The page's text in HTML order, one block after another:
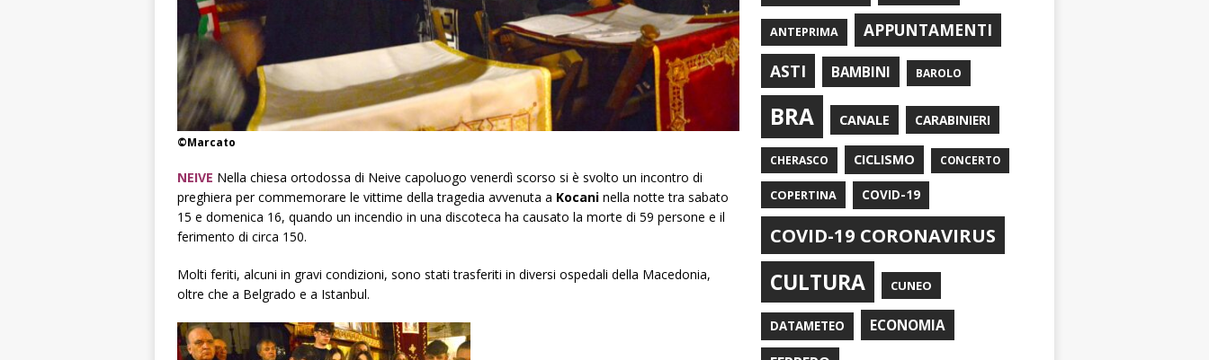
©Marcato
NEIVE Nella chiesa ortodossa di Neive capoluogo venerdì scorso si è svolto un incontro di
preghiera per commemorare le vittime della tragedia avvenuta a Kocani nella notte tra sabato
15 e domenica 16, quando un incendio in una discoteca ha causato la morte di 59 persone e il
ferimento di circa 150.
Molti feriti, alcuni in gravi condizioni, sono stati trasferiti in diversi ospedali della Macedonia,
oltre che a Belgrado e a Istanbul.
ANTEPRIMA
APPUNTAMENTI
ASTI
BAMBINI BAROLO
BRA CANALE CARABINIERI
CHERASCO CICLISMO CONCERTO
COPERTINA COVID-19
COVID-19 CORONAVIRUS
CULTURA CUNEO
DATAMETEO ECONOMIA